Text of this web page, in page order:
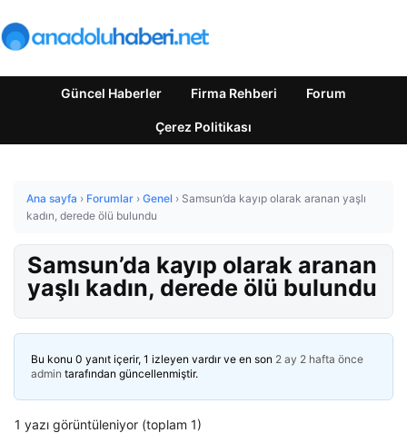
Güncel Haberler Firma Rehberi Forum
Çerez Politikası
Ana sayfa › Forumlar › Genel › Samsun’da kayıp olarak aranan yaşlı
kadın, derede ölü bulundu
Samsun’da kayıp olarak aranan
yaşlı kadın, derede ölü bulundu
Bu konu 0 yanıt içerir, 1 izleyen vardır ve en son 2 ay 2 hafta önce
admin tarafından güncellenmiştir.
1 yazı görüntüleniyor (toplam 1)